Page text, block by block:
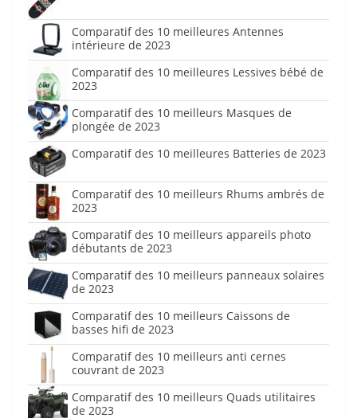
Comparatif des 10 meilleures Antennes
intérieure de 2023
Comparatif des 10 meilleures Lessives bébé de
2023
Comparatif des 10 meilleurs Masques de
plongée de 2023
Comparatif des 10 meilleures Batteries de 2023
Comparatif des 10 meilleurs Rhums ambrés de
2023
Comparatif des 10 meilleurs appareils photo
débutants de 2023
Comparatif des 10 meilleurs panneaux solaires
de 2023
Comparatif des 10 meilleurs Caissons de
basses hifi de 2023
Comparatif des 10 meilleurs anti cernes
couvrant de 2023
Comparatif des 10 meilleurs Quads utilitaires
de 2023